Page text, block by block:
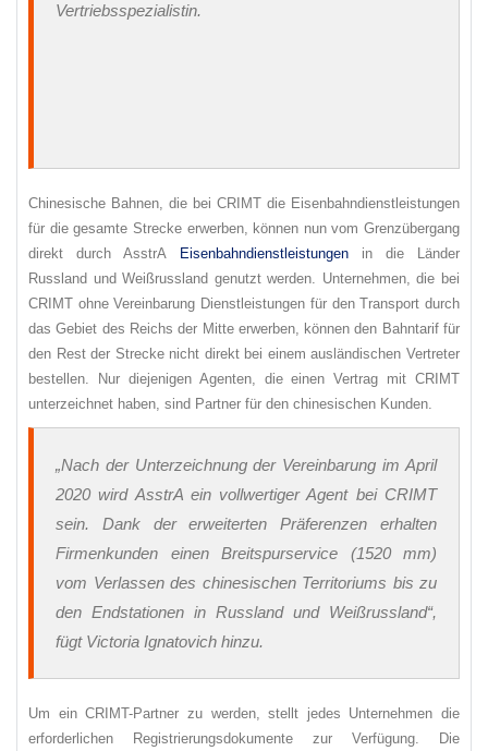
Vertriebsspezialistin.
Chinesische Bahnen, die bei CRIMT die Eisenbahndienstleistungen
für die gesamte Strecke erwerben, können nun vom Grenzübergang
direkt durch AsstrA
Eisenbahndienstleistungenin die Länder
Russland und Weißrussland genutzt werden. Unternehmen, die bei
CRIMT ohne Vereinbarung Dienstleistungen für den Transport durch
das Gebiet des Reichs der Mitte erwerben, können den Bahntarif für
den Rest der Strecke nicht direkt bei einem ausländischen Vertreter
bestellen. Nur diejenigen Agenten, die einen Vertrag mit CRIMT
unterzeichnet haben, sind Partner für den chinesischen Kunden.
„Nach der Unterzeichnung der Vereinbarung im April
2020 wird AsstrA ein vollwertiger Agent bei CRIMT
sein. Dank der erweiterten Präferenzen erhalten
Firmenkunden einen Breitspurservice (1520 mm)
vom Verlassen des chinesischen Territoriums bis zu
den Endstationen in Russland und Weißrussland“,
fügt Victoria Ignatovich hinzu.
Um ein CRIMT-Partner zu werden, stellt jedes Unternehmen die
erforderlichen Registrierungsdokumente zur Verfügung. Die